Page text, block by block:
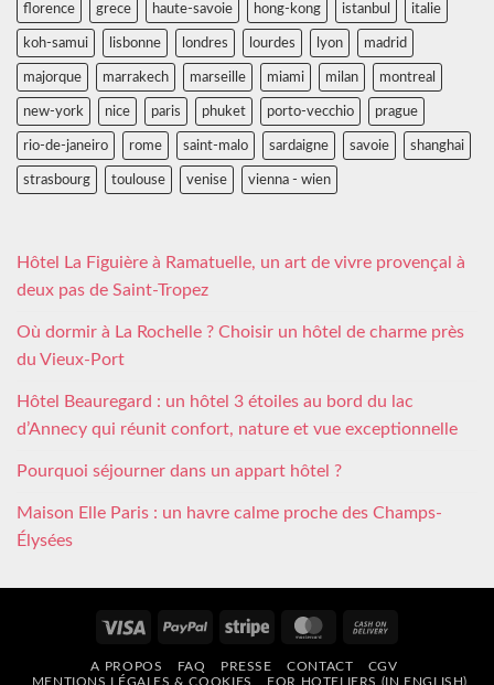
florence grece haute-savoie hong-kong istanbul italie
koh-samui lisbonne londres lourdes lyon madrid
majorque marrakech marseille miami milan montreal
new-york nice paris phuket porto-vecchio prague
rio-de-janeiro rome saint-malo sardaigne savoie shanghai
strasbourg toulouse venise vienna - wien
Hôtel La Figuière à Ramatuelle, un art de vivre provençal à
deux pas de Saint-Tropez
Où dormir à La Rochelle ? Choisir un hôtel de charme près
du Vieux-Port
Hôtel Beauregard : un hôtel 3 étoiles au bord du lac
d’Annecy qui réunit confort, nature et vue exceptionnelle
Pourquoi séjourner dans un appart hôtel ?
Maison Elle Paris : un havre calme proche des Champs-
Élysées
Visa PayPal Stripe MasterCard
Delivery
A PROPOS FAQ PRESSE CONTACT
CGV
MENTIONS LÉGALES & COOKIES
FOR HOTELIERS (IN ENGLISH)